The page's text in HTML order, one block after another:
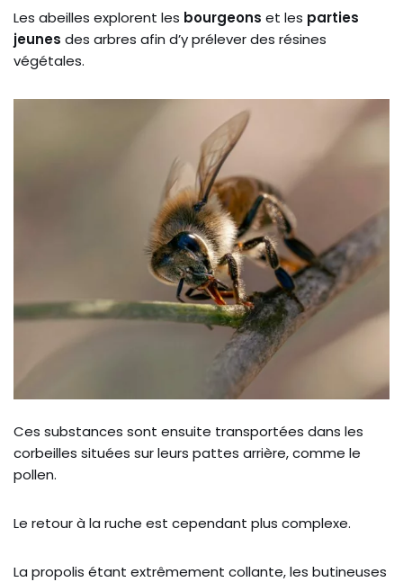
Les abeilles explorent les bourgeons et les parties
jeunes des arbres afin d’y prélever des résines
végétales.
Ces substances sont ensuite transportées dans les
corbeilles situées sur leurs pattes arrière, comme le
pollen.
Le retour à la ruche est cependant plus complexe.
La propolis étant extrêmement collante, les butineuses